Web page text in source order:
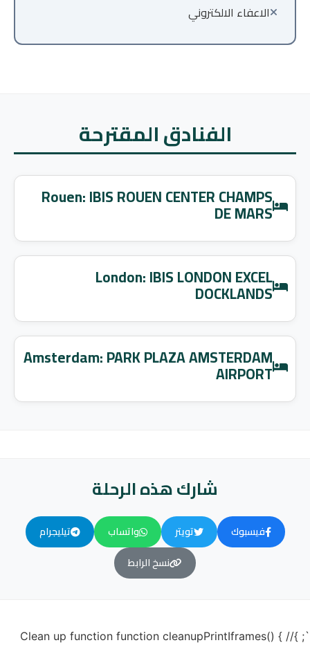
الاعفاء الالكتروني
الفنادق المقترحة
Rouen: IBIS ROUEN CENTER CHAMPS
DE MARS
London: IBIS LONDON EXCEL
DOCKLANDS
Amsterdam: PARK PLAZA AMSTERDAM
AIRPORT
شارك هذه الرحلة
فيسبوك تويتر واتساب
تيليجرام
نسخ الرابط
`; }// Clean up function function cleanupPrintIframes() {